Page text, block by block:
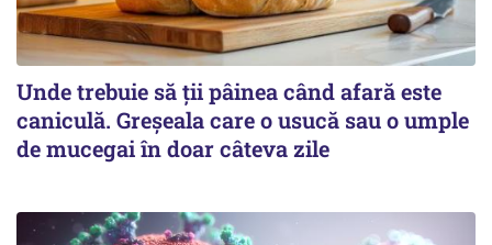
Unde trebuie să ții pâinea când afară este
caniculă. Greșeala care o usucă sau o umple
de mucegai în doar câteva zile